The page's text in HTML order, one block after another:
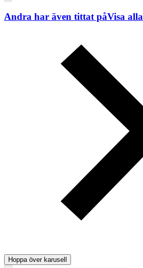
Andra har även tittat påVisa alla
Hoppa över karusell